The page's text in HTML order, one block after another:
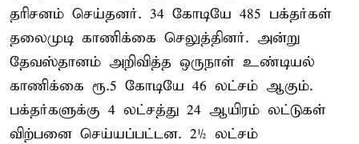
தரிசனம் செய்தனர். 34 கோடியே 485 பக்தர்கள்
தலைமுடி காணிக்கை செலுத்தினர். அன்று
தேவஸ்தானம் அறிவித்த ஒருநாள் உண்டியல்
காணிக்கை ரூ.5 கோடியே 46 லட்சம் ஆகும்.
பக்தர்களுக்கு 4 லட்சத்து 24 ஆயிரம் லட்டுகள்
விற்பனை செய்யப்பட்டன. 2½ லட்சம்